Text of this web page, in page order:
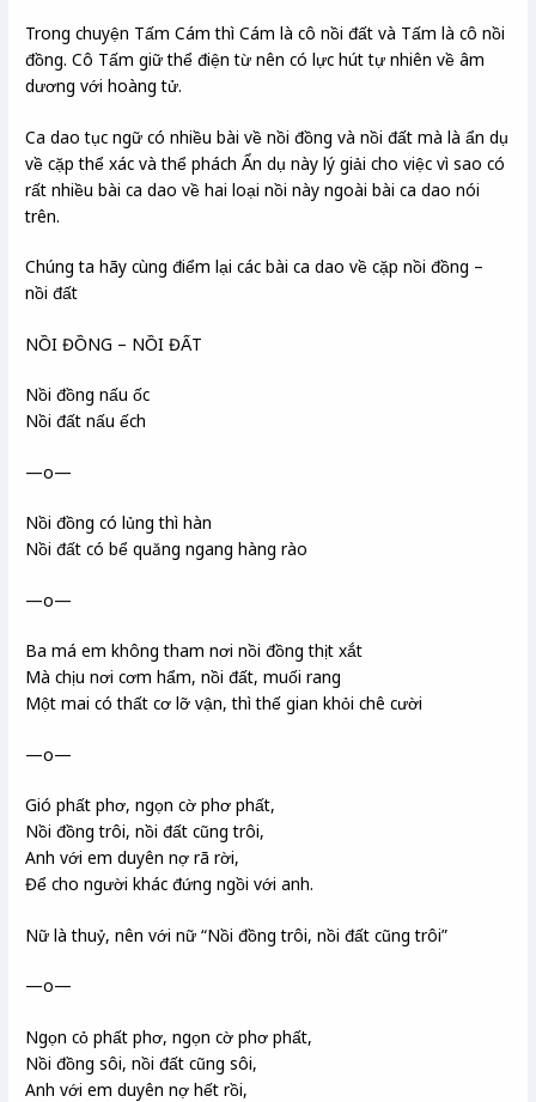
Trong chuyện Tấm Cám thì Cám là cô nồi đất và Tấm là cô nồi
đồng. Cô Tấm giữ thể điện từ nên có lực hút tự nhiên về âm
dương với hoàng tử.
Ca dao tục ngữ có nhiều bài về nồi đồng và nồi đất mà là ẩn dụ
về cặp thể xác và thể phách Ẩn dụ này lý giải cho việc vì sao có
rất nhiều bài ca dao về hai loại nồi này ngoài bài ca dao nói
trên.
Chúng ta hãy cùng điểm lại các bài ca dao về cặp nồi đồng –
nồi đất
NỒI ĐỒNG – NỒI ĐẤT
Nồi đồng nấu ốc
Nồi đất nấu ếch
—o—
Nồi đồng có lủng thì hàn
Nồi đất có bể quăng ngang hàng rào
—o—
Ba má em không tham nơi nồi đồng thịt xắt
Mà chịu nơi cơm hẩm, nồi đất, muối rang
Một mai có thất cơ lỡ vận, thì thế gian khỏi chê cười
—o—
Gió phất phơ, ngọn cờ phơ phất,
Nồi đồng trôi, nồi đất cũng trôi,
Anh với em duyên nợ rã rời,
Để cho người khác đứng ngồi với anh.
Nữ là thuỷ, nên với nữ “Nồi đồng trôi, nồi đất cũng trôi”
—o—
Ngọn cỏ phất phơ, ngọn cờ phơ phất,
Nồi đồng sôi, nồi đất cũng sôi,
Anh với em duyên nợ hết rồi,